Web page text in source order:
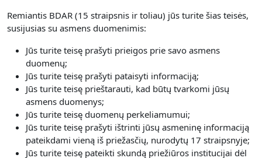
Remiantis BDAR (15 straipsnis ir toliau) jūs turite šias teisės,
susijusias su asmens duomenimis:
Jūs turite teisę prašyti prieigos prie savo asmens
duomenų;
Jūs turite teisę prašyti pataisyti informaciją;
Jūs turite teisę prieštarauti, kad būtų tvarkomi jūsų
asmens duomenys;
Jūs turite teisę duomenų perkeliamumui;
Jūs turite teisę prašyti ištrinti jūsų asmeninę informaciją
pateikdami vieną iš priežasčių, nurodytų 17 straipsnyje;
Jūs turite teisę pateikti skundą priežiūros institucijai dėl